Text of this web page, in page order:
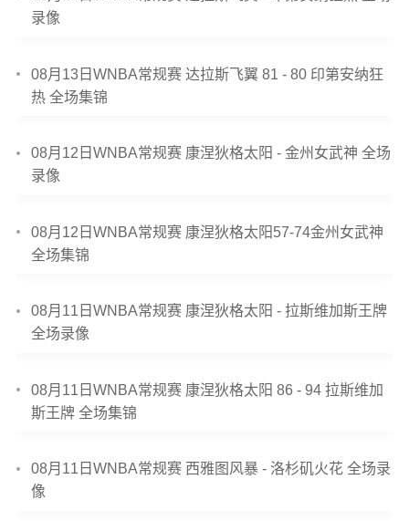
录像
08月13日WNBA常规赛 达拉斯飞翼 81 - 80 印第安纳狂
热 全场集锦
08月12日WNBA常规赛 康涅狄格太阳 - 金州女武神 全场
录像
08月12日WNBA常规赛 康涅狄格太阳57-74金州女武神
全场集锦
08月11日WNBA常规赛 康涅狄格太阳 - 拉斯维加斯王牌
全场录像
08月11日WNBA常规赛 康涅狄格太阳 86 - 94 拉斯维加
斯王牌 全场集锦
08月11日WNBA常规赛 西雅图风暴 - 洛杉矶火花 全场录
像